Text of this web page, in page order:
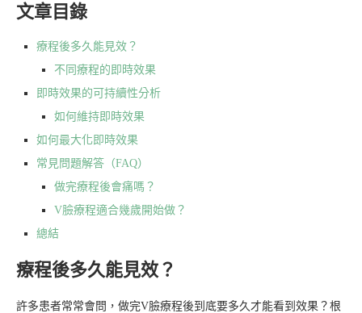
文章目錄
療程後多久能見效？
不同療程的即時效果
即時效果的可持續性分析
如何維持即時效果
如何最大化即時效果
常見問題解答（FAQ）
做完療程後會痛嗎？
V臉療程適合幾歲開始做？
總結
療程後多久能見效？
許多患者常常會問，做完V臉療程後到底要多久才能看到效果？根